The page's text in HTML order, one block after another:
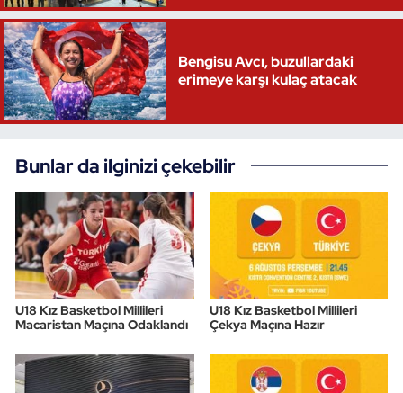
Bengisu Avcı, buzullardaki
erimeye karşı kulaç atacak
Bunlar da ilginizi çekebilir
U18 Kız Basketbol Millileri
Macaristan Maçına Odaklandı
U18 Kız Basketbol Millileri
Çekya Maçına Hazır